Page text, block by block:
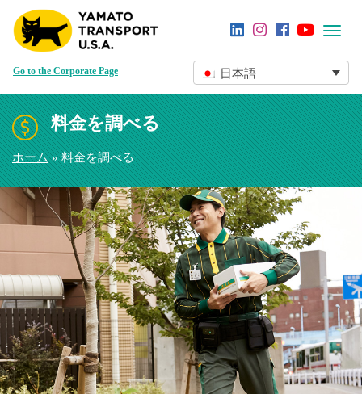
Go to the Corporate Page 日本語
料金を調べる
ホーム» 料金を調べる